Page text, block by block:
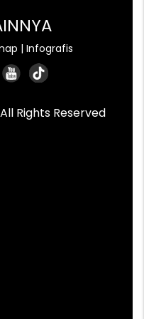
| Infografis
Rights Reserved